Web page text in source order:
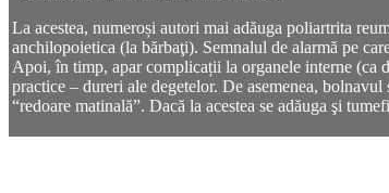
La acestea, numeroși autori mai adăuga poliartrita
anchilopoietica (la bărbaţi). Semnalul de alarmă pe
Apoi, în timp, apar complicații la organele interne (ca
practice – dureri ale degetelor. De asemenea,
“redoare matinală”. Dacă la acestea se adăuga şi